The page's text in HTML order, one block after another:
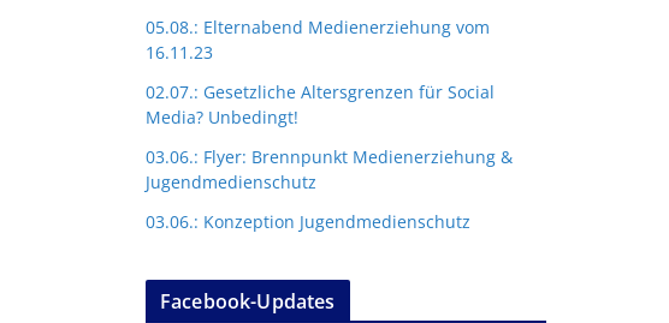
05.08.: Elternabend Medienerziehung vom
16.11.23
02.07.: Gesetzliche Altersgrenzen für Social
Media? Unbedingt!
03.06.: Flyer: Brennpunkt Medienerziehung &
Jugendmedienschutz
03.06.: Konzeption Jugendmedienschutz
Facebook-Updates